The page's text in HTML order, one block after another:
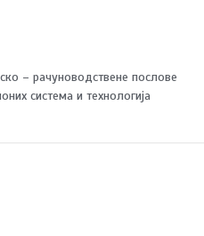
– рачуноводствене послове
система и технологија